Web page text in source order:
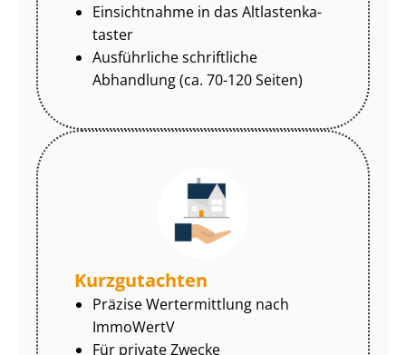
Einsichtnahme in das Alt­las­ten­ka­
tas­ter
Ausführliche schriftliche
Abhandlung (ca. 70-120 Seiten)
Kurzgutachten
Präzise Wertermittlung nach
ImmoWertV
Für private Zwecke